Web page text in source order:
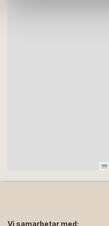
Vi samarbetar med: